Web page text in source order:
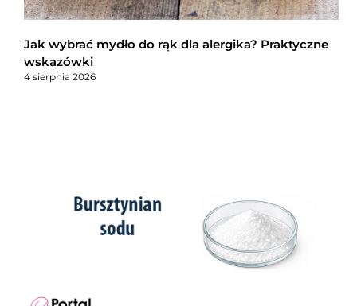
Jak wybrać mydło do rąk dla alergika? Praktyczne
wskazówki
4 sierpnia 2026